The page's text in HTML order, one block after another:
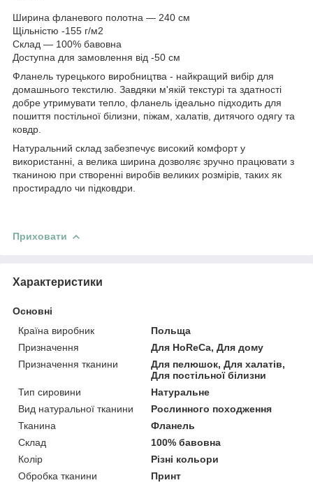
Ширина фланевого полотна — 240 см
Щільністю -155 г/м2
Склад — 100% бавовна
Доступна для замовлення від -50 см
Фланель турецького виробництва - найкращий вибір для
домашнього текстилю. Завдяки м'якій текстурі та здатності
добре утримувати тепло, фланель ідеально підходить для
пошиття постільної білизни, піжам, халатів, дитячого одягу та
ковдр.
Натуральний склад забезпечує високий комфорт у
використанні, а велика ширина дозволяє зручно працювати з
тканиною при створенні виробів великих розмірів, таких як
простирадло чи підковдри.
Приховати
Характеристики
Основні
Країна виробник
Польща
Призначення
Для HoReCa, Для дому
Призначення тканини
Для пелюшок, Для халатів,
Для постільної білизни
Тип сировини
Натуральне
Вид натуральної тканини
Рослинного походження
Тканина
Фланель
Склад
100% бавовна
Колір
Різні кольори
Обробка тканини
Принт